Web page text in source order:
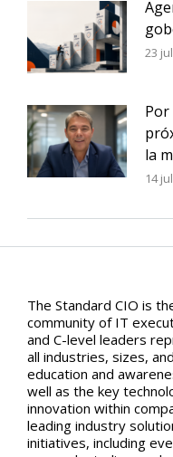
23
Por
la
14
The Standard CIO is
community of IT
and C-level leaders
all industries, sizes,
education and
well as the key
innovation within
leading industry
initiatives, including